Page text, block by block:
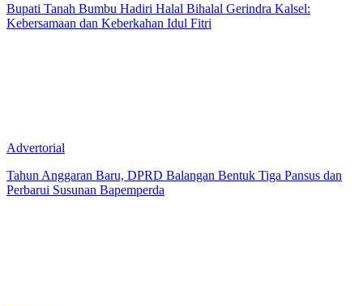
Bupati Tanah Bumbu Hadiri Halal Bihalal Gerindra Kalsel:
Kebersamaan dan Keberkahan Idul Fitri
Advertorial
Tahun Anggaran Baru, DPRD Balangan Bentuk Tiga Pansus dan
Perbarui Susunan Bapemperda